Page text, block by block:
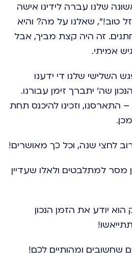
שלנו עברה לידינו אישה
טוב!", שאלנו על מה? והיא
זה היה קצת מביך, אבל
אמיתי.
שלנו די ידענו
שה' יתברך זימן עבורנו.
– התארסנו, וזכינו להיכנס תחת
לחצי שנה, וכל כך מאושרים!
מסר למתלבטים ולאלו שעדיין
הוא יודע את הזמן הנכון
ומהותיים לכם!